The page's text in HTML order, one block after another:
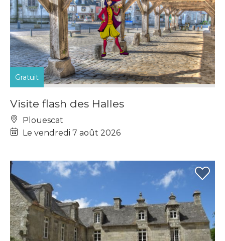
Gratuit
Visite flash des Halles
Plouescat
Le vendredi 7 août 2026